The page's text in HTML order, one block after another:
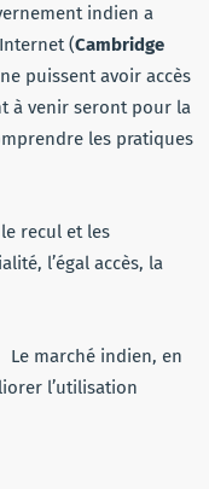
indien a
(Cambridge
puissent avoir accès
à venir seront pour la
les pratiques
recul et les
l’égal accès, la
marché indien, en
l’utilisation